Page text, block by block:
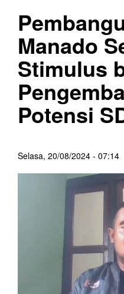
Manado
Stimulus
Potensi
Selasa, 20/08/2024 - 07:14